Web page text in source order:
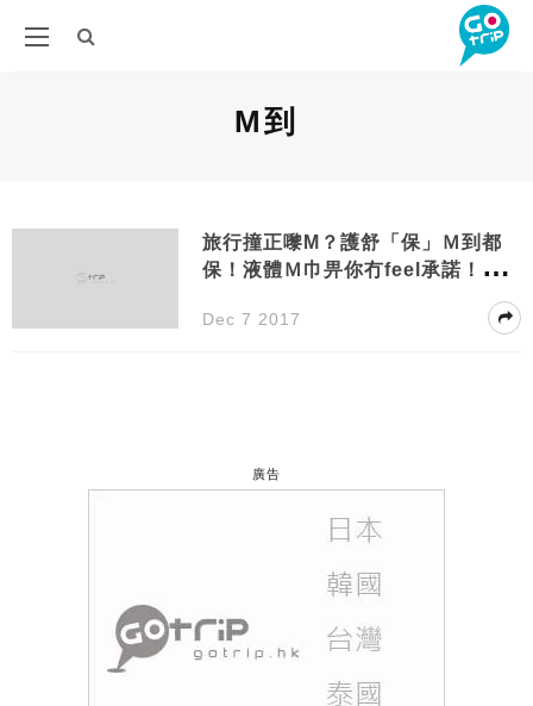
M到
旅行撞正嚟M？護舒「保」Ｍ到都
保！液體Ｍ巾畀你冇feel承諾！@M
Dec 7 2017
廣告